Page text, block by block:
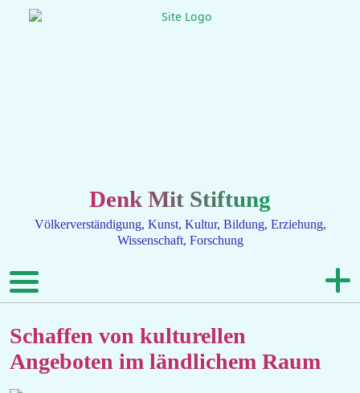
Denk Mit Stiftung
Völkerverständigung, Kunst, Kultur, Bildung, Erziehung,
Wissenschaft, Forschung
Schaffen von kulturellen
Angeboten im ländlichem Raum